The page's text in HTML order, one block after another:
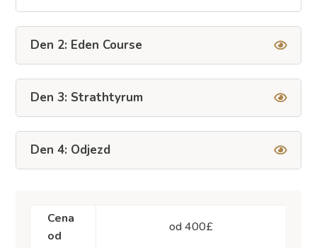
Den 2: Eden Course
Den 3: Strathtyrum
Den 4: Odjezd
Cena
od
od 400£